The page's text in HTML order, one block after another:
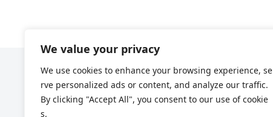
We value your privacy
We use cookies to enhance your browsing experience, se
rve personalized ads or content, and analyze our traffic.
By clicking "Accept All", you consent to our use of cookie
s.